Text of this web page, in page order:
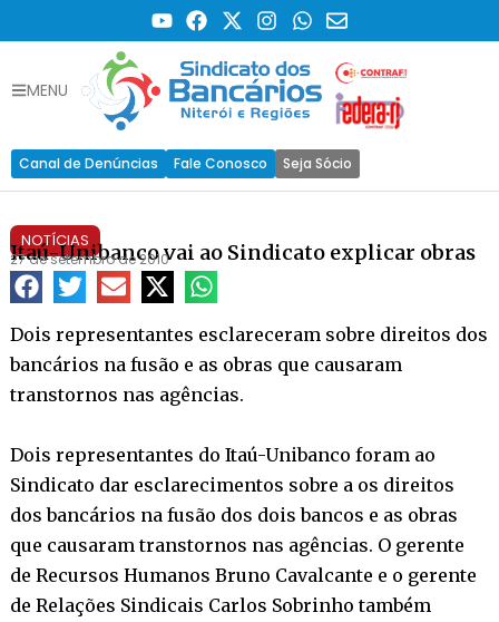
MENU
Canal de Denúncias Fale Conosco Seja Sócio
NOTÍCIAS
Itaú-Unibanco vai ao Sindicato explicar obras
27 de setembro de 2010
Dois representantes esclareceram sobre direitos dos
bancários na fusão e as obras que causaram
transtornos nas agências.
Dois representantes do Itaú-Unibanco foram ao
Sindicato dar esclarecimentos sobre a os direitos
dos bancários na fusão dos dois bancos e as obras
que causaram transtornos nas agências. O gerente
de Recursos Humanos Bruno Cavalcante e o gerente
de Relações Sindicais Carlos Sobrinho também